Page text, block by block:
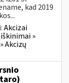
kad 2019
Akcizai
»
Akcizų